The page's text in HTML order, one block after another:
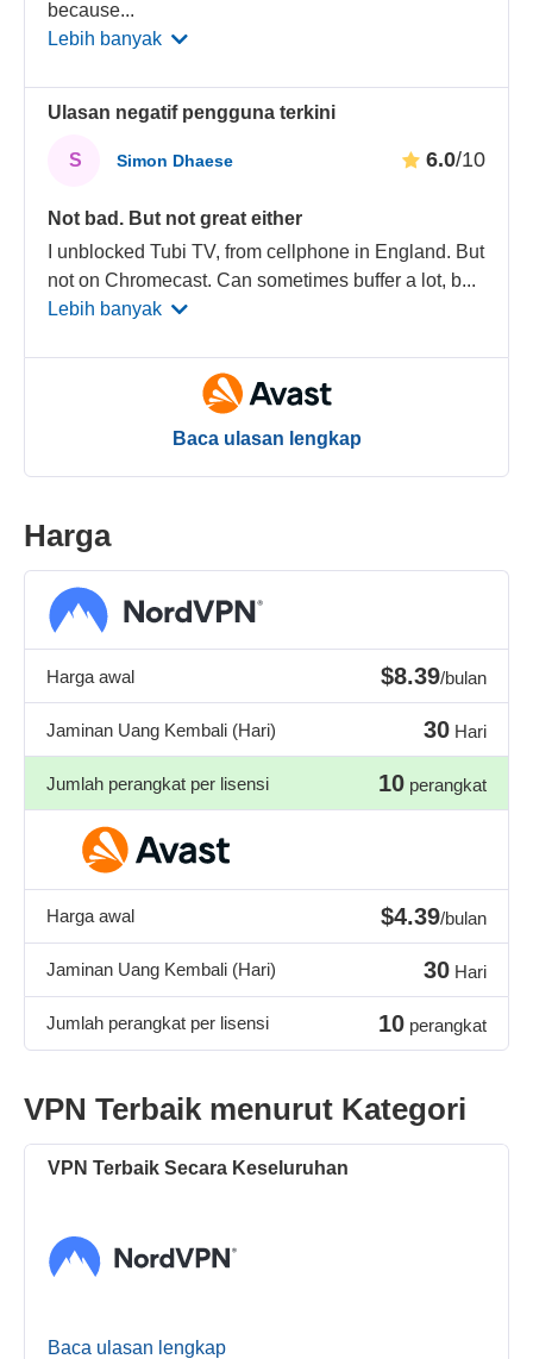
because...
Lebih banyak
Ulasan negatif pengguna terkini
S Simon Dhaese 6.0/10
Not bad. But not great either
I unblocked Tubi TV, from cellphone in England. But
not on Chromecast. Can sometimes buffer a lot, b...
Lebih banyak
Baca ulasan lengkap
Harga
Harga awal $8.39/bulan
Jaminan Uang Kembali (Hari) 30 Hari
Jumlah perangkat per lisensi 10 perangkat
Harga awal $4.39/bulan
Jaminan Uang Kembali (Hari) 30 Hari
Jumlah perangkat per lisensi 10 perangkat
VPN Terbaik menurut Kategori
VPN Terbaik Secara Keseluruhan
Baca ulasan lengkap